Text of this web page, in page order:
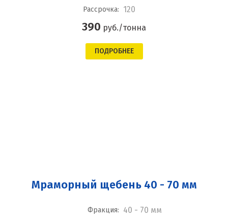
Рассрочка: 120
390 руб./тонна
ПОДРОБНЕЕ
Мраморный щебень 40 - 70 мм
Фракция: 40 - 70 мм